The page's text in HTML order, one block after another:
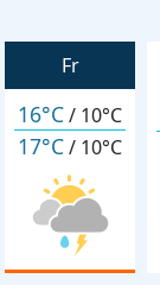
Fr
16°C/ 10°C
17°C/ 10°C